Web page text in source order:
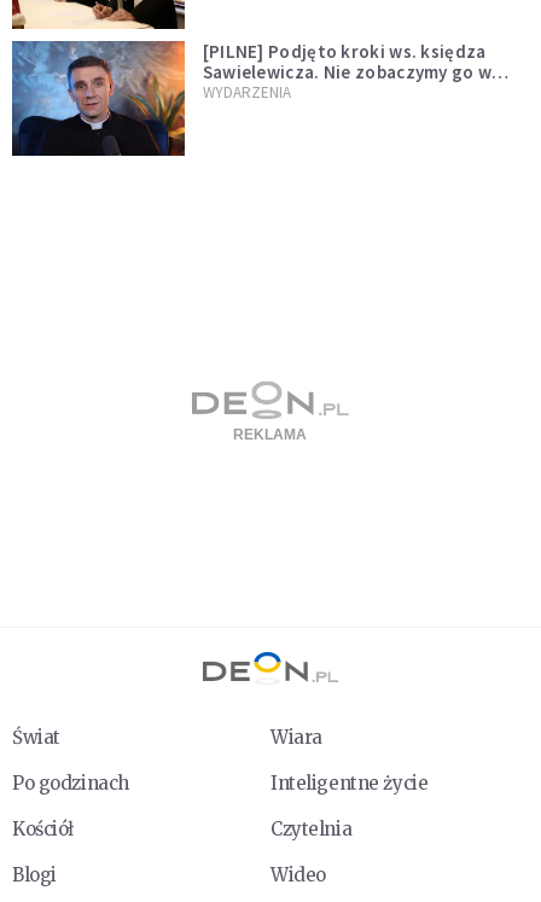
[PILNE] Podjęto kroki ws. księdza
Sawielewicza. Nie zobaczymy go w
mediach
WYDARZENIA
Świat
Wiara
Po godzinach
Inteligentne życie
Kościół
Czytelnia
Blogi
Wideo